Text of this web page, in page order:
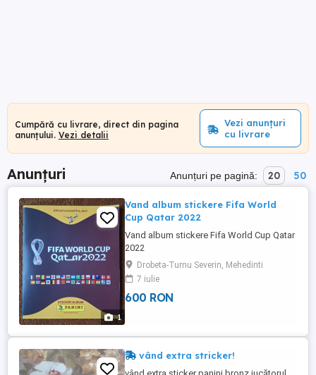
Cumpără cu livrare, direct din pagina
anunțului. Vezi detalii
Vezi anunțuri
cu livrare
Anunțuri Anunțuri pe pagină: 20 50
1
Vand album stickere Fifa World
Cup Qatar 2022
Vand album stickere Fifa World Cup Qatar
2022
Drobeta-Turnu Severin, Mehedinti
7 iulie
600 RON
vând extra stricker!